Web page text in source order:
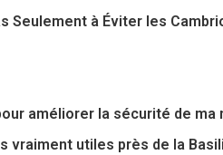
Seulement à Éviter les
améliorer la sécurité de ma
vraiment utiles près de la